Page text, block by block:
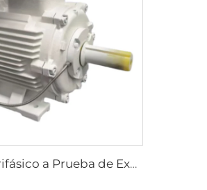
Motor Asíncrono Trifásico a Prueba de Explosiones con Regulación de Velocidad por Frecuencia Variable, Serie YBBP